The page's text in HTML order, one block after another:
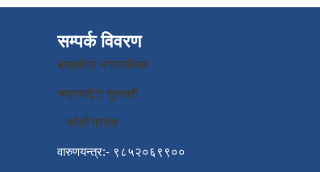
सम्पर्क विवरण
बराहक्षेत्र नगरपालिका
चक्रघट्टि सुनसरी
कोशी प्रदेश
वारुणयन्त्र:- ९८५२०६९९००